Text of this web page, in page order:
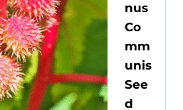
nus
Co
mm
unis
See
d